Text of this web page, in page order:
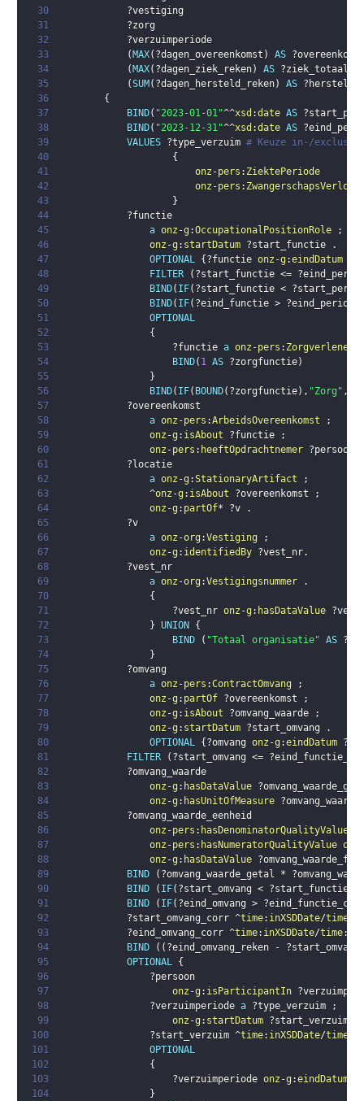
30
?vestiging
31
?zorg
32
?verzuimperiode
33
( MAX( ?dagen_overeenkomst ) AS
34
( MAX( ?dagen_ziek_reken) AS
35
(SUM ( ?dagen_hersteld_reken) AS
36
{
37
BIND( "2023-01-01"^^xsd :date AS
38
BIND( "2023-12-31"^^xsd :date AS
39
VALUES ?type_verzuim # Keuze in-/exclusief
40
{
41
onz-pers : ZiektePeriode
42
onz-pers : ZwangerschapsVerlof
43
}
44
?functie
45
a onz-g :OccupationalPositionRole
;
46
onz-g : startDatum ?start_functie
.
47
OPTIONAL { ?functie onz-g :eindDatum
48
FILTER ( ?start_functie <=
49
BIND( IF( ?start_functie <
50
BIND( IF( ?eind_functie > ?eind_periode
51
OPTIONAL
52
{
53
?functie a onz-pers :
54
BIND( 1 AS ?zorgfunctie)
55
}
56
BIND( IF( BOUND( ?zorgfunctie) , "Zorg" ,
57
?overeenkomst
58
a onz-pers :ArbeidsOvereenkomst
;
59
onz-g : isAbout ?functie
;
60
onz-pers : heeftOpdrachtnemer ?persoon
61
?locatie
62
a onz-g :StationaryArtifact
;
63
                ^
onz-g : isAbout ?overeenkomst
;
64
onz-g : partOf* ?v
.
65
?v
66
a onz-org :Vestiging
;
67
onz-g : identifiedBy ?vest_nr.
68
?vest_nr
69
a onz-org :Vestigingsnummer
.
70
{
71
?vest_nr onz-g : hasDataValue
72
} UNION
{
73
BIND ( "Totaal organisatie" AS
74
}
75
?omvang
76
a onz-pers :ContractOmvang
;
77
onz-g : partOf ?overeenkomst
;
78
onz-g : isAbout ?omvang_waarde
;
79
onz-g : startDatum ?start_omvang
.
80
OPTIONAL { ?omvang onz-g :eindDatum
81
FILTER ( ?start_omvang <=
82
?omvang_waarde
83
onz-g : hasDataValue
84
onz-g : hasUnitOfMeasure
85
?omvang_waarde_eenheid
86
onz-pers : hasDenominatorQualityValue
87
onz-pers : hasNumeratorQualityValue
88
onz-g : hasDataValue
89
BIND ( ?omvang_waarde_getal *
90
BIND ( IF( ?start_omvang <
91
BIND ( IF( ?eind_omvang >
92
?start_omvang_corr ^time: inXSDDate/time
93
?eind_omvang_corr ^time: inXSDDate/time:
94
BIND ( ( ?eind_omvang_reken -
95
OPTIONAL {
96
?persoon
97
onz-g : isParticipantIn
98
?verzuimperiode a ?type_verzuim
;
99
onz-g : startDatum ?start_verzuim
100
?start_verzuim ^time: inXSDDate/time
101
OPTIONAL
102
{
103
?verzuimperiode onz-g :eindDatum
104
}